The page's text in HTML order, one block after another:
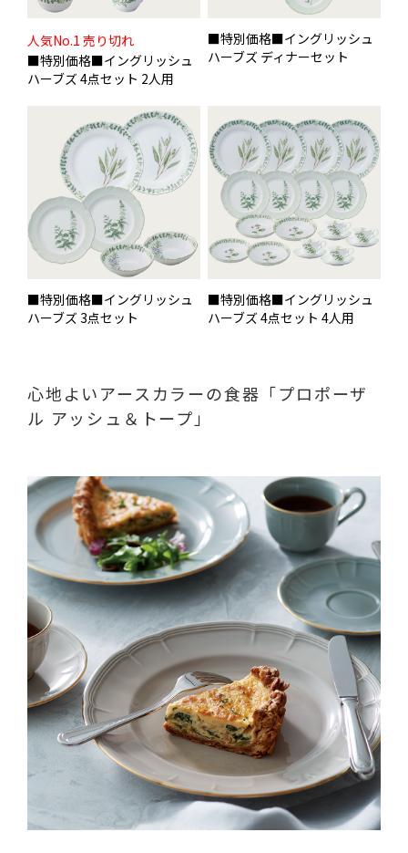
人気No.1 売り切れ
■特別価格■イングリッシュ
ハーブズ 4点セット 2人用
■特別価格■イングリッシュ
ハーブズ ディナーセット
■特別価格■イングリッシュ
ハーブズ 3点セット
■特別価格■イングリッシュ
ハーブズ 4点セット 4人用
心地よいアースカラーの食器「プロポーザ
ル アッシュ＆トープ」